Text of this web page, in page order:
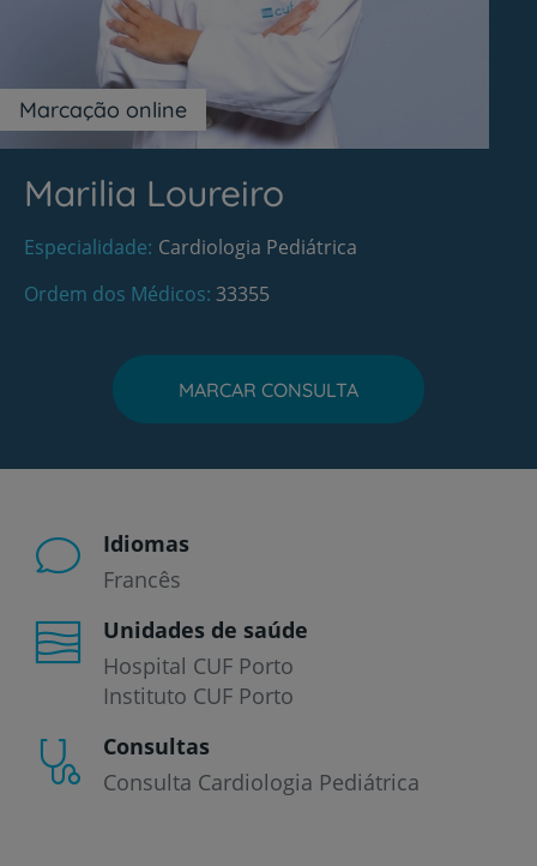
Marcação online
Marilia Loureiro
Especialidade Cardiologia Pediátrica
Ordem dos Médicos 33355
MARCAR CONSULTA
Idiomas
Francês
Unidades de saúde
Hospital CUF Porto
Instituto CUF Porto
Consultas
Consulta Cardiologia Pediátrica